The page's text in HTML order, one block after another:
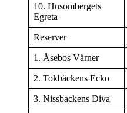
10. Husombergets
Egreta
Reserver
1. Åsebos Värner
2. Tokbäckens Ecko
3. Nissbackens Diva